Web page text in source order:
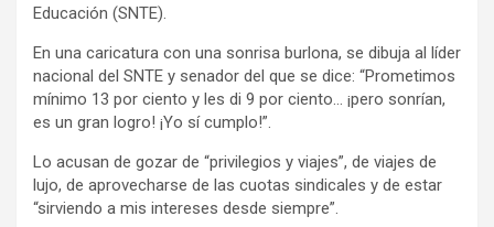
Educación (SNTE).
En una caricatura con una sonrisa burlona, se dibuja al líder
nacional del SNTE y senador del que se dice: “Prometimos
mínimo 13 por ciento y les di 9 por ciento… ¡pero sonrían,
es un gran logro! ¡Yo sí cumplo!”.
Lo acusan de gozar de “privilegios y viajes”, de viajes de
lujo, de aprovecharse de las cuotas sindicales y de estar
“sirviendo a mis intereses desde siempre”.